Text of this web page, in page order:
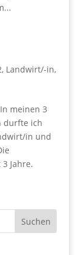
, Landwirt/-in,
meinen 3
durfte ich
in und
Jahre.